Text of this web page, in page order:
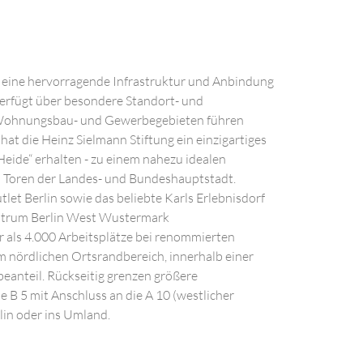
hervorragende Infrastruktur und Anbindung
über besondere Standort- und
und Gewerbegebieten führen
die Heinz Sielmann Stiftung ein einzigartiges
erhalten - zu einem nahezu idealen
der Landes- und Bundeshauptstadt.
Berlin sowie das beliebte Karls Erlebnisdorf
Berlin West Wustermark
4.000 Arbeitsplätze bei renommierten
nördlichen Ortsrandbereich, innerhalb einer
Rückseitig grenzen größere
5 mit Anschluss an die A 10 (westlicher
oder ins Umland.